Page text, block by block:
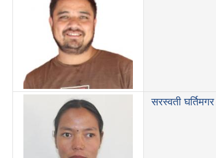
सरस्वती घर्तिमगर